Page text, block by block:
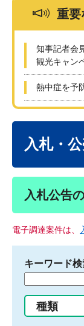
重要
知事記者会
観光キャン
熱中症を予
入札・
入札公告
電子調達案件は、
キーワード検
る
種類